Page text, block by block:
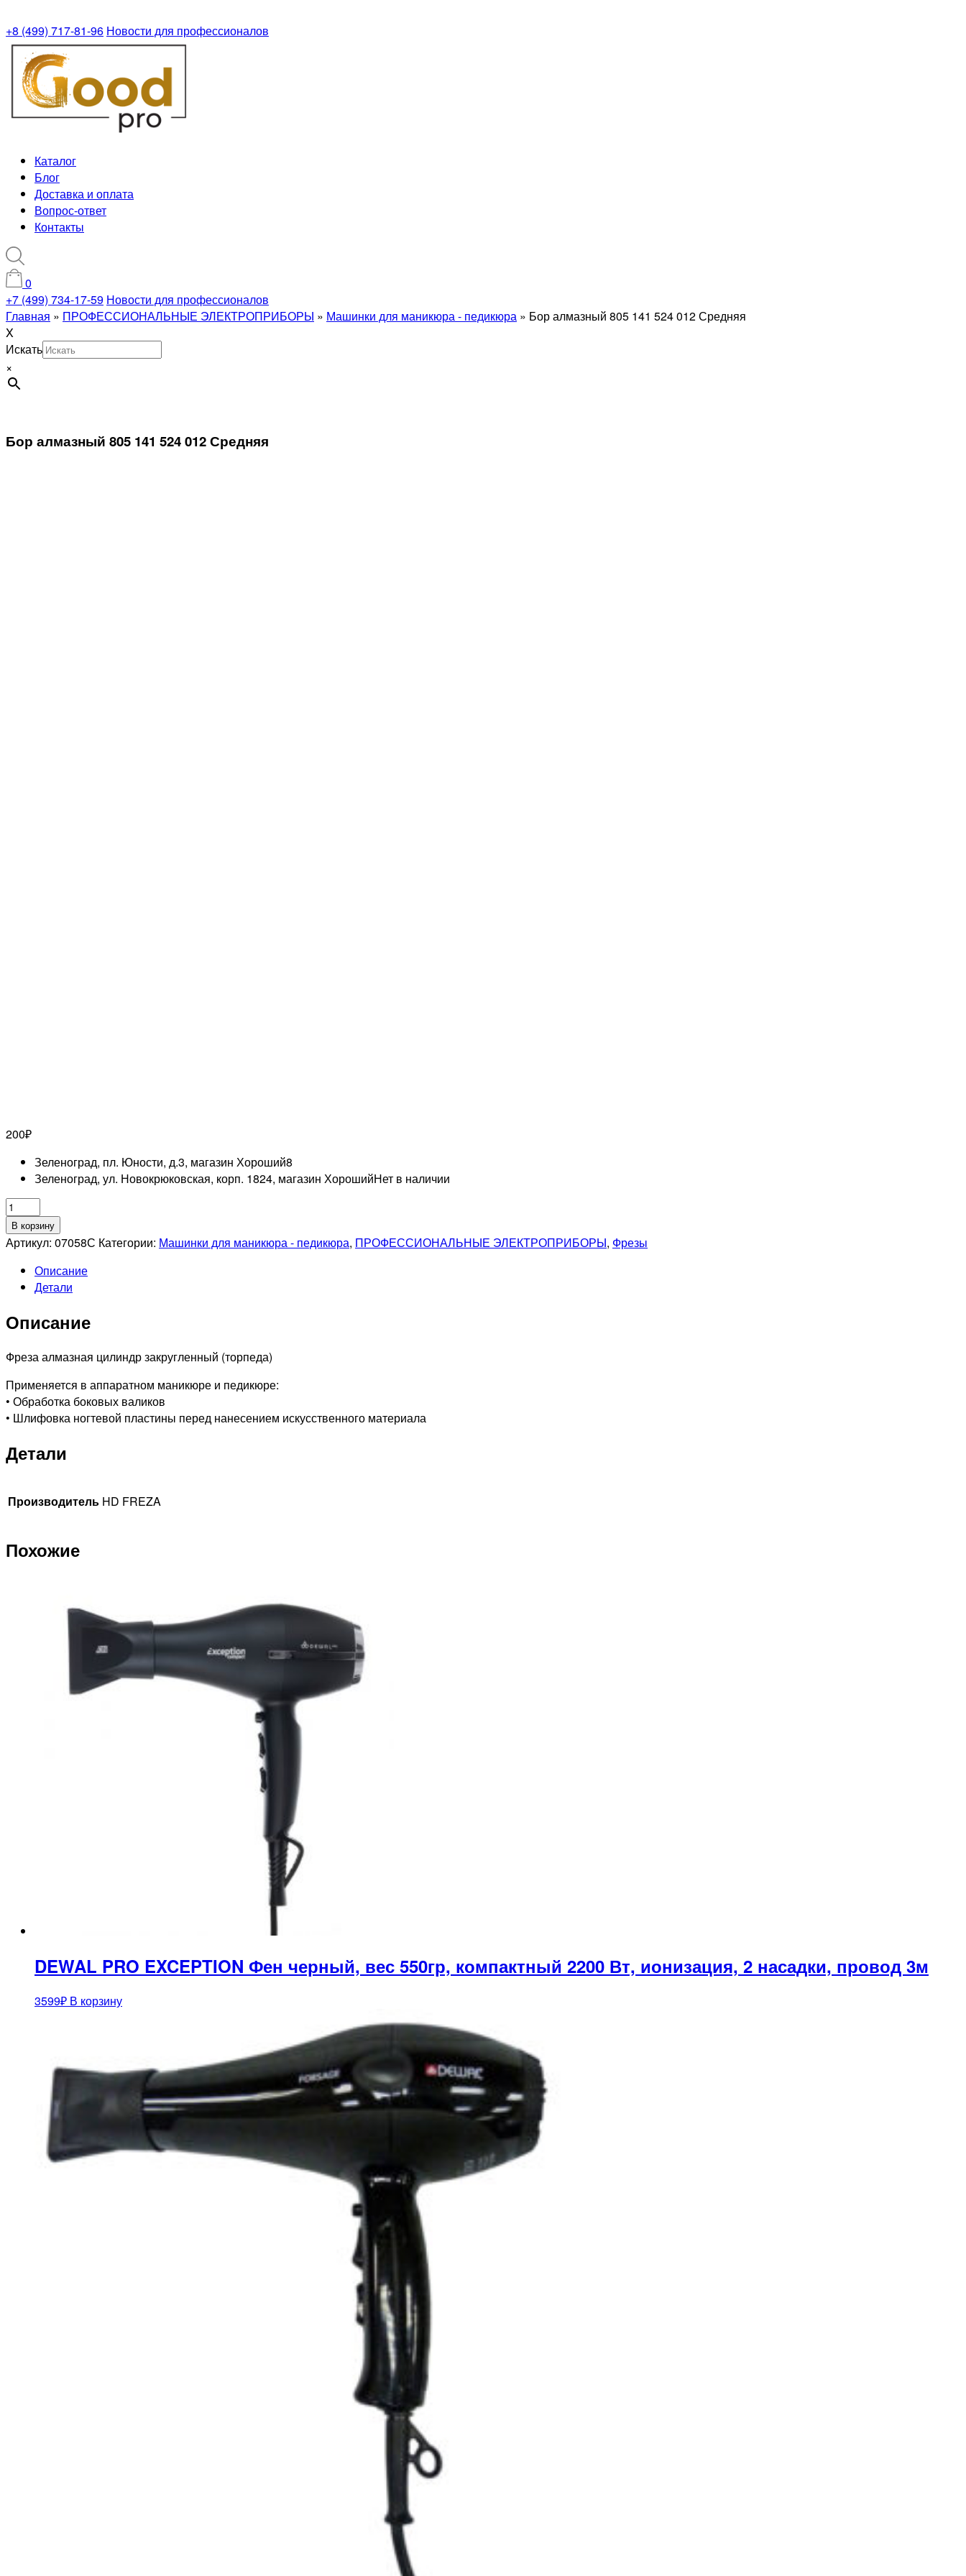
+8 (499) 717-81-96 Новости для профессионалов
Каталог
Блог
Доставка и оплата
Вопрос-ответ
Контакты
0
+7 (499) 734-17-59 Новости для профессионалов
Главная » ПРОФЕССИОНАЛЬНЫЕ ЭЛЕКТРОПРИБОРЫ » Машинки для маникюра - педикюра » Бор алмазный 805 141 524 012 Средняя
X
Искать
×
Бор алмазный 805 141 524 012 Средняя
200₽
Зеленоград, пл. Юности, д.3, магазин Хороший8
Зеленоград, ул. Новокрюковская, корп. 1824, магазин ХорошийНет в наличии
Количество
товара
Бор
805
141
012
В корзину
Артикул: 07058С Категории: Машинки для маникюра - педикюра, ПРОФЕССИОНАЛЬНЫЕ ЭЛЕКТРОПРИБОРЫ, Фрезы
Описание
Детали
Описание
Фреза алмазная цилиндр закругленный (торпеда)
Применяется в аппаратном маникюре и педикюре:
• Обработка боковых валиков
• Шлифовка ногтевой пластины перед нанесением искусственного материала
Детали
Производитель HD FREZA
Похожие
DEWAL PRO EXCEPTION Фен черный, вес 550гр, компактный 2200 Вт, ионизация, 2 насадки, провод 3м
3599₽ В корзину